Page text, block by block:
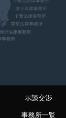
示談交渉
事務所一覧